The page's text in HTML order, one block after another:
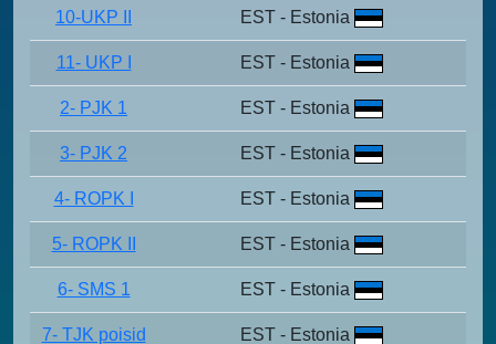
10-UKP II EST - Estonia
11- UKP I EST - Estonia
2- PJK 1 EST - Estonia
3- PJK 2 EST - Estonia
4- ROPK I EST - Estonia
5- ROPK II EST - Estonia
6- SMS 1 EST - Estonia
7- TJK poisid EST - Estonia